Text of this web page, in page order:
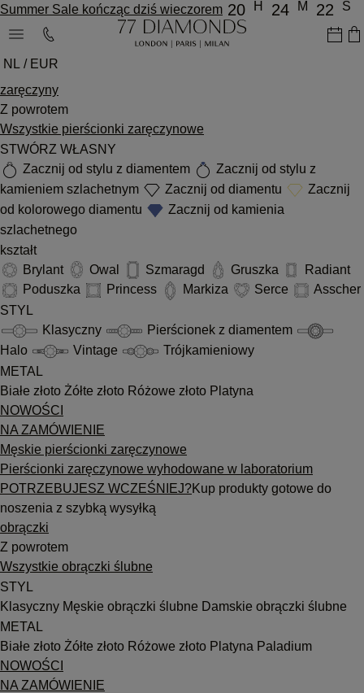
Summer Sale kończąc dziś wieczorem 20 H 24 M 22 S
NL / EUR
zaręczyny
Z powrotem
Wszystkie pierścionki zaręczynowe
STWÓRZ WŁASNY
Zacznij od stylu z diamentem
Zacznij od stylu z
kamieniem szlachetnym
Zacznij od diamentu
Zacznij
od kolorowego diamentu
Zacznij od kamienia
szlachetnego
kształt
Brylant
Owal Szmaragd Gruszka
Radiant
Poduszka
Princess Markiza Serce
Asscher
STYL
Klasyczny
Pierścionek z diamentem
Halo
Vintage
Trójkamieniowy
METAL
Białe złoto Żółte złoto Różowe złoto Platyna
NOWOŚCI
NA ZAMÓWIENIE
Męskie pierścionki zaręczynowe
Pierścionki zaręczynowe wyhodowane w laboratorium
POTRZEBUJESZ WCZEŚNIEJ?Kup produkty gotowe do
noszenia z szybką wysyłką
obrączki
Z powrotem
Wszystkie obrączki ślubne
STYL
Klasyczny Męskie obrączki ślubne Damskie obrączki ślubne
METAL
Białe złoto Żółte złoto Różowe złoto Platyna Paladium
NOWOŚCI
NA ZAMÓWIENIE